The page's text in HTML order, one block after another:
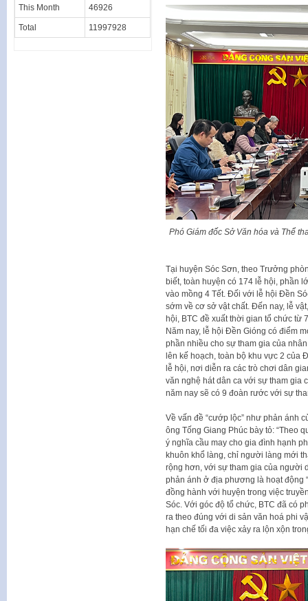
Phó Giám đốc Sở Văn hóa và Thể
Tại huyện Sóc Sơn, theo Trưởng
biết, toàn huyện có 174 lễ hội, phần
vào mồng 4 Tết. Đối với lễ hội Đền
sớm về cơ sở vật chất. Đến nay, lễ
hội, BTC đề xuất thời gian tổ chức từ
Năm nay, lễ hội Đền Gióng có điểm
phần nhiều cho sự tham gia của
lên kế hoạch, toàn bộ khu vực 2 của
lễ hội, nơi diễn ra các trò chơi dân
văn nghệ hát dân ca với sự tham gia
năm nay sẽ có 9 đoàn rước với sự
Về vấn đề “cướp lộc” như phản ánh
ông Tống Giang Phúc bày tỏ: “Theo
ý nghĩa cầu may cho gia đình hạnh
khuôn khổ làng, chỉ người làng mới
rộng hơn, với sự tham gia của người
phản ánh ở địa phương là hoạt động
đồng hành với huyện trong việc
Sóc. Với góc độ tổ chức, BTC đã có
ra theo đúng với di sản văn hoá phi
hạn chế tối đa việc xảy ra lộn xộn
This Month 46926
Total 11997928